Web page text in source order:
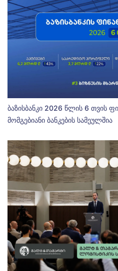
ბაზისბანკი 2026 წლის 6 თვის
მომგებიანი ბანკების სამეულშია